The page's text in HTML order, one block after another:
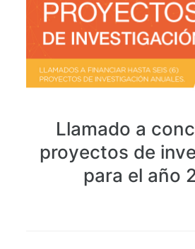
Llamado a
proyectos de
para el año